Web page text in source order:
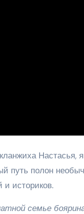
путь полон
и историков.
семье